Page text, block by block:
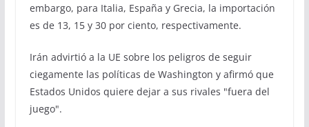
embargo, para Italia, España y Grecia, la importación
es de 13, 15 y 30 por ciento, respectivamente.
Irán advirtió a la UE sobre los peligros de seguir
ciegamente las políticas de Washington y afirmó que
Estados Unidos quiere dejar a sus rivales "fuera del
juego".